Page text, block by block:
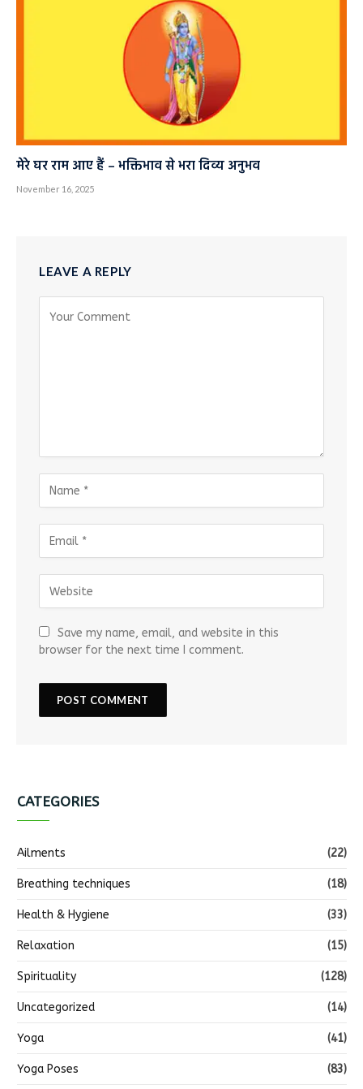
मेरे घर राम आए हैं – भक्तिभाव से भरा दिव्य अनुभव
November 16, 2025
LEAVE A REPLY
Save my name, email, and website in this
browser for the next time I comment.
CATEGORIES
Ailments (22)
Breathing techniques (18)
Health & Hygiene (33)
Relaxation (15)
Spirituality (128)
Uncategorized (14)
Yoga (41)
Yoga Poses (83)